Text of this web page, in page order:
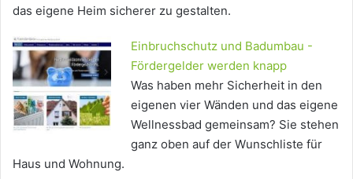
das eigene Heim sicherer zu gestalten.
Einbruchschutz und Badumbau -
Fördergelder werden knapp
Was haben mehr Sicherheit in den
eigenen vier Wänden und das eigene
Wellnessbad gemeinsam? Sie stehen
ganz oben auf der Wunschliste für
Haus und Wohnung.